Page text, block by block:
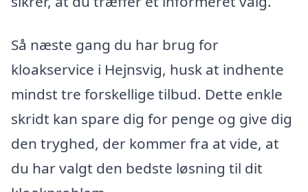
Så næste gang du har brug for
kloakservice i Hejnsvig, husk at indhente
mindst tre forskellige tilbud. Dette enkle
skridt kan spare dig for penge og give dig
den tryghed, der kommer fra at vide, at
du har valgt den bedste løsning til dit